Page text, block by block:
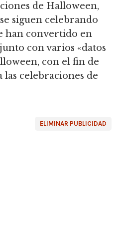
de Halloween,
siguen celebrando
han convertido en
con varios «datos
con el fin de
las celebraciones de
ELIMINAR PUBLICIDAD